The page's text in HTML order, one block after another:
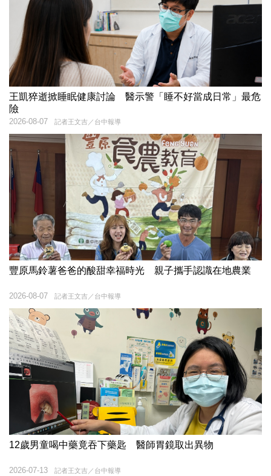
王凱猝逝掀睡眠健康討論 醫示警「睡不好當成日常」最危
險
記者王文吉／台中報導
2026-08-07
豐原馬鈴薯爸爸的酸甜幸福時光 親子攜手認識在地農業
記者王文吉／台中報導
2026-08-07
12歲男童喝中藥竟吞下藥匙 醫師胃鏡取出異物
記者王文吉／台中報導
2026-07-13